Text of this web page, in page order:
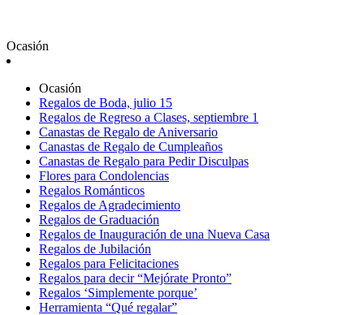
Ocasión
Ocasión
Regalos de Boda, julio 15
Regalos de Regreso a Clases, septiembre 1
Canastas de Regalo de Aniversario
Canastas de Regalo de Cumpleaños
Canastas de Regalo para Pedir Disculpas
Flores para Condolencias
Regalos Románticos
Regalos de Agradecimiento
Regalos de Graduación
Regalos de Inauguración de una Nueva Casa
Regalos de Jubilación
Regalos para Felicitaciones
Regalos para decir “Mejórate Pronto”
Regalos ‘Simplemente porque’
Herramienta “Qué regalar”